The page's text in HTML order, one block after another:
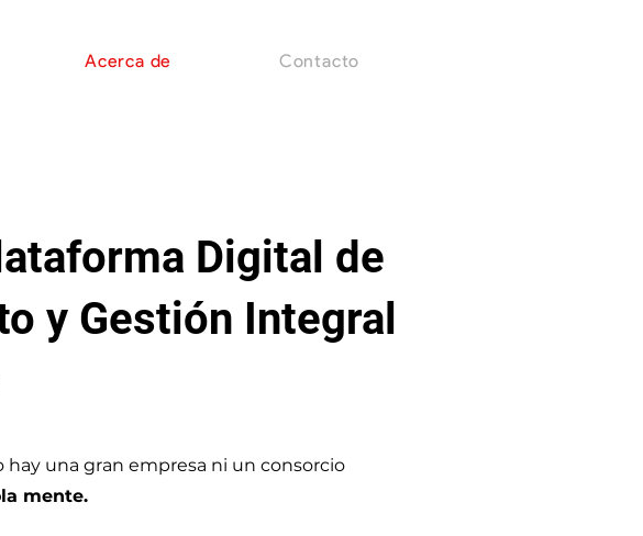
Acerca de Contacto
Digital de
y Gestión Integral
hay una gran empresa ni un consorcio
mente.